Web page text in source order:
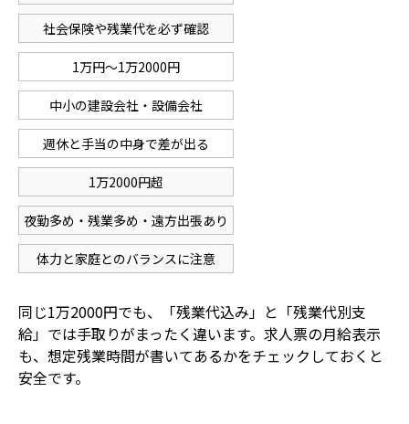
社会保険や残業代を必ず確認
1万円〜1万2000円
中小の建設会社・設備会社
週休と手当の中身で差が出る
1万2000円超
夜勤多め・残業多め・遠方出張あり
体力と家庭とのバランスに注意
同じ1万2000円でも、「残業代込み」と「残業代別支
給」では手取りがまったく違います。求人票の月給表示
も、想定残業時間が書いてあるかをチェックしておくと
安全です。